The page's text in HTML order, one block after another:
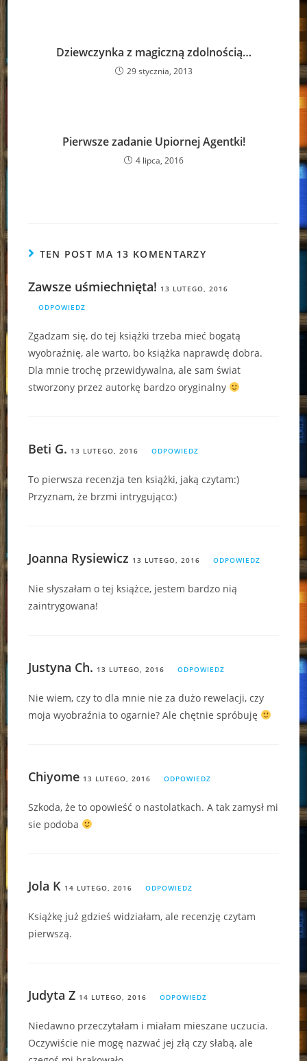
Dziewczynka z magiczną zdolnością…
29 stycznia, 2013
Pierwsze zadanie Upiornej Agentki!
4 lipca, 2016
TEN POST MA 13 KOMENTARZY
Zawsze uśmiechnięta! 13 LUTEGO, 2016
ODPOWIEDZ
Zgadzam się, do tej książki trzeba mieć bogatą
wyobraźnię, ale warto, bo książka naprawdę dobra.
Dla mnie trochę przewidywalna, ale sam świat
stworzony przez autorkę bardzo oryginalny
Beti G. 13 LUTEGO, 2016 ODPOWIEDZ
To pierwsza recenzja ten książki, jaką czytam:)
Przyznam, że brzmi intrygująco:)
Joanna Rysiewicz 13 LUTEGO, 2016 ODPOWIEDZ
Nie słyszałam o tej książce, jestem bardzo nią
zaintrygowana!
Justyna Ch. 13 LUTEGO, 2016 ODPOWIEDZ
Nie wiem, czy to dla mnie nie za dużo rewelacji, czy
moja wyobraźnia to ogarnie? Ale chętnie spróbuję
Chiyome 13 LUTEGO, 2016 ODPOWIEDZ
Szkoda, że to opowieść o nastolatkach. A tak zamysł mi
sie podoba
Jola K 14 LUTEGO, 2016 ODPOWIEDZ
Książkę już gdzieś widziałam, ale recenzję czytam
pierwszą.
Judyta Z 14 LUTEGO, 2016 ODPOWIEDZ
Niedawno przeczytałam i miałam mieszane uczucia.
Oczywiście nie mogę nazwać jej złą czy słabą, ale